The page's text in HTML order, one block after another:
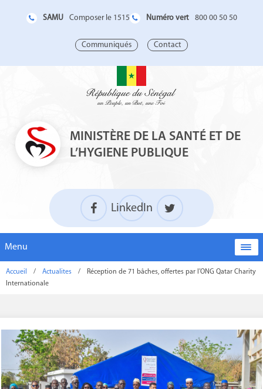
SAMU Composer le 1515 Numéro vert 800 00 50 50
Communiqués Contact
MINISTÈRE DE LA SANTÉ ET DE
L’HYGIENE PUBLIQUE
LinkedIn
Menu
Accueil / Actualites /
Réception de 71 bâches, offertes par l’ONG Qatar Charity
Internationale